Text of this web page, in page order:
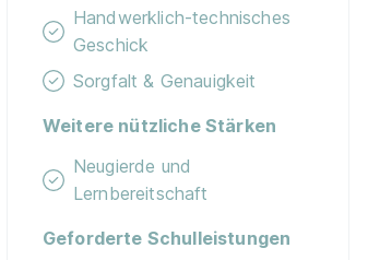
Handwerklich-technisches
Geschick
Sorgfalt & Genauigkeit
Weitere nützliche Stärken
Neugierde und
Lernbereitschaft
Geforderte Schulleistungen